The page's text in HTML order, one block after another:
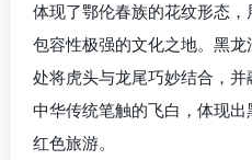
体现了鄂伦春族的花纹形态
包容性极强的文化之地。黑
处将虎头与龙尾巧妙结合，并
中华传统笔触的飞白，体现出
红色旅游。